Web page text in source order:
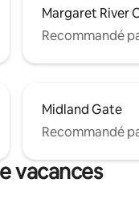
Margaret River
Recommandé
Midland Gate
Recommandé
vacances